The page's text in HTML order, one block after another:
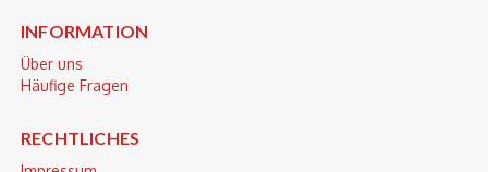
INFORMATION
Über uns
Häufige Fragen
RECHTLICHES